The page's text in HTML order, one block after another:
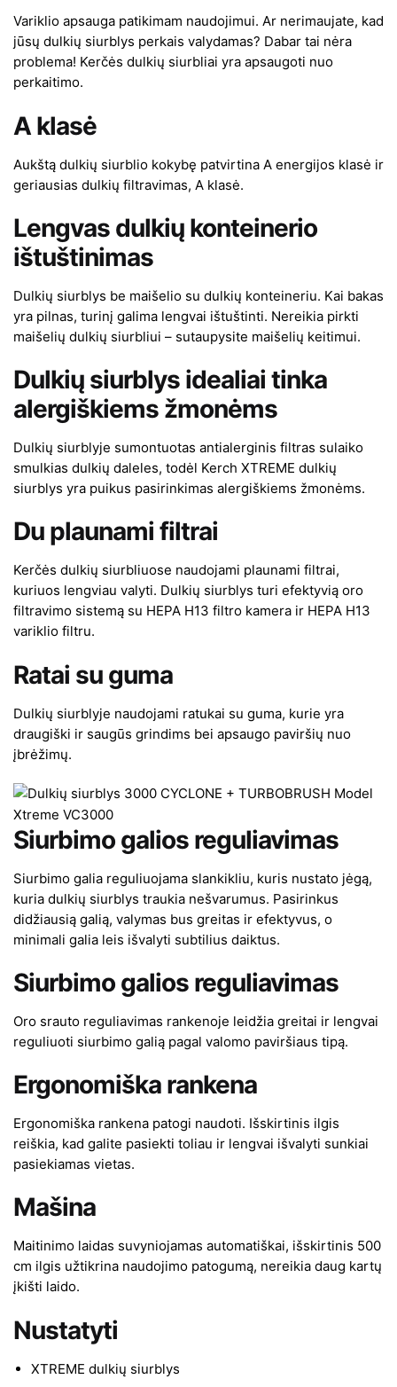
Variklio apsauga patikimam naudojimui. Ar nerimaujate, kad
jūsų dulkių siurblys perkais valydamas? Dabar tai nėra
problema! Kerčės dulkių siurbliai yra apsaugoti nuo
perkaitimo.
A klasė
Aukštą dulkių siurblio kokybę patvirtina A energijos klasė ir
geriausias dulkių filtravimas, A klasė.
Lengvas dulkių konteinerio
ištuštinimas
Dulkių siurblys be maišelio su dulkių konteineriu. Kai bakas
yra pilnas, turinį galima lengvai ištuštinti. Nereikia pirkti
maišelių dulkių siurbliui – sutaupysite maišelių keitimui.
Dulkių siurblys idealiai tinka
alergiškiems žmonėms
Dulkių siurblyje sumontuotas antialerginis filtras sulaiko
smulkias dulkių daleles, todėl Kerch XTREME dulkių
siurblys yra puikus pasirinkimas alergiškiems žmonėms.
Du plaunami filtrai
Kerčės dulkių siurbliuose naudojami plaunami filtrai,
kuriuos lengviau valyti. Dulkių siurblys turi efektyvią oro
filtravimo sistemą su HEPA H13 filtro kamera ir HEPA H13
variklio filtru.
Ratai su guma
Dulkių siurblyje naudojami ratukai su guma, kurie yra
draugiški ir saugūs grindims bei apsaugo paviršių nuo
įbrėžimų.
Siurbimo galios reguliavimas
Siurbimo galia reguliuojama slankikliu, kuris nustato jėgą,
kuria dulkių siurblys traukia nešvarumus. Pasirinkus
didžiausią galią, valymas bus greitas ir efektyvus, o
minimali galia leis išvalyti subtilius daiktus.
Siurbimo galios reguliavimas
Oro srauto reguliavimas rankenoje leidžia greitai ir lengvai
reguliuoti siurbimo galią pagal valomo paviršiaus tipą.
Ergonomiška rankena
Ergonomiška rankena patogi naudoti. Išskirtinis ilgis
reiškia, kad galite pasiekti toliau ir lengvai išvalyti sunkiai
pasiekiamas vietas.
Mašina
Maitinimo laidas suvyniojamas automatiškai, išskirtinis 500
cm ilgis užtikrina naudojimo patogumą, nereikia daug kartų
įkišti laido.
Nustatyti
XTREME dulkių siurblys